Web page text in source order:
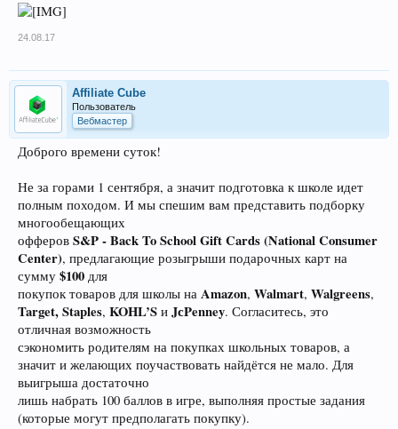
24.08.17
Affiliate Cube
Пользователь
Вебмастер
Доброго времени суток!
Не за горами 1 сентября, а значит подготовка к школе идет
полным походом. И мы спешим вам представить подборку
многообещающих
офферов S&P - Back To School Gift Cards (National Consumer
Center), предлагающие розыгрыши подарочных карт на
сумму $100 для
покупок товаров для школы на Amazon, Walmart, Walgreens,
Target, Staples, KOHL’S и JсPenney. Согласитесь, это
отличная возможность
сэкономить родителям на покупках школьных товаров, а
значит и желающих поучаствовать найдётся не мало. Для
выигрыша достаточно
лишь набрать 100 баллов в игре, выполняя простые задания
(которые могут предполагать покупку).